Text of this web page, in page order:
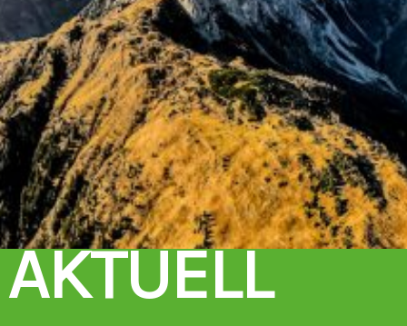
AKTUELL